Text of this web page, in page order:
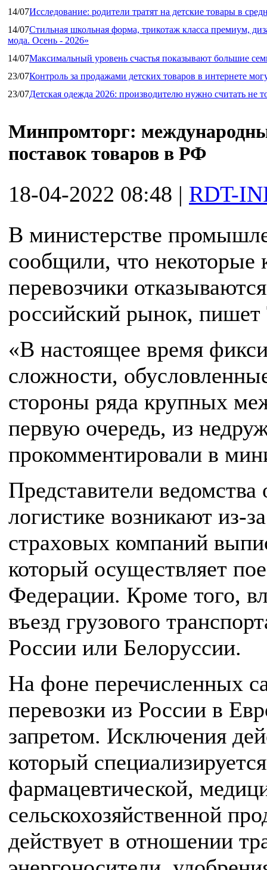
14/07Исследование: родители тратят на детские товары в
14/07Стильная школьная форма, трикотаж класса премиум,
мода. Осень - 2026»
14/07Максимальный уровень счастья показывают большие
23/07Контроль за продажами детских товаров в интернете
23/07Детская одежда 2026: производителю нужно считать не
Минпромторг:
поставок товаров в РФ
18-04-2022 08:48 | RDT-
В министерстве
сообщили, что
перевозчики
российский рынок,
«В настоящее время
сложности,
стороны ряда крупных
первую очередь, из
прокомментировали в
Представители
логистике возникают из-
страховых компаний
который осуществляет
Федерации. Кроме того,
въезд грузового
России или Белоруссии.
На фоне перечисленных
перевозки из России в
запретом. Исключения
который
фармацевтической,
сельскохозяйственной
действует в отношении